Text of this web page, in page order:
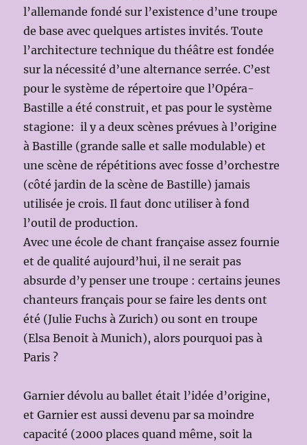
l’allemande fondé sur l’existence d’une troupe
de base avec quelques artistes invités. Toute
l’architecture technique du théâtre est fondée
sur la nécessité d’une alternance serrée. C’est
pour le système de répertoire que l’Opéra-
Bastille a été construit, et pas pour le système
stagione: il y a deux scènes prévues à l’origine
à Bastille (grande salle et salle modulable) et
une scène de répétitions avec fosse d’orchestre
(côté jardin de la scène de Bastille) jamais
utilisée je crois. Il faut donc utiliser à fond
l’outil de production.
Avec une école de chant française assez fournie
et de qualité aujourd’hui, il ne serait pas
absurde d’y penser une troupe : certains jeunes
chanteurs français pour se faire les dents ont
été (Julie Fuchs à Zurich) ou sont en troupe
(Elsa Benoit à Munich), alors pourquoi pas à
Paris ?
Garnier dévolu au ballet était l’idée d’origine,
et Garnier est aussi devenu par sa moindre
capacité (2000 places quand même, soit la